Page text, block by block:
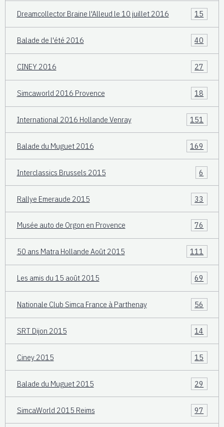
Dreamcollector Braine l'Alleud le 10 juillet 2016 15
Balade de l'été 2016 40
CINEY 2016 27
Simcaworld 2016 Provence 18
International 2016 Hollande Venray 151
Balade du Muguet 2016 169
Interclassics Brussels 2015 6
Rallye Emeraude 2015 33
Musée auto de Orgon en Provence 76
50 ans Matra Hollande Août 2015 111
Les amis du 15 août 2015 69
Nationale Club Simca France à Parthenay 56
SRT Dijon 2015 14
Ciney 2015 15
Balade du Muguet 2015 29
SimcaWorld 2015 Reims 97